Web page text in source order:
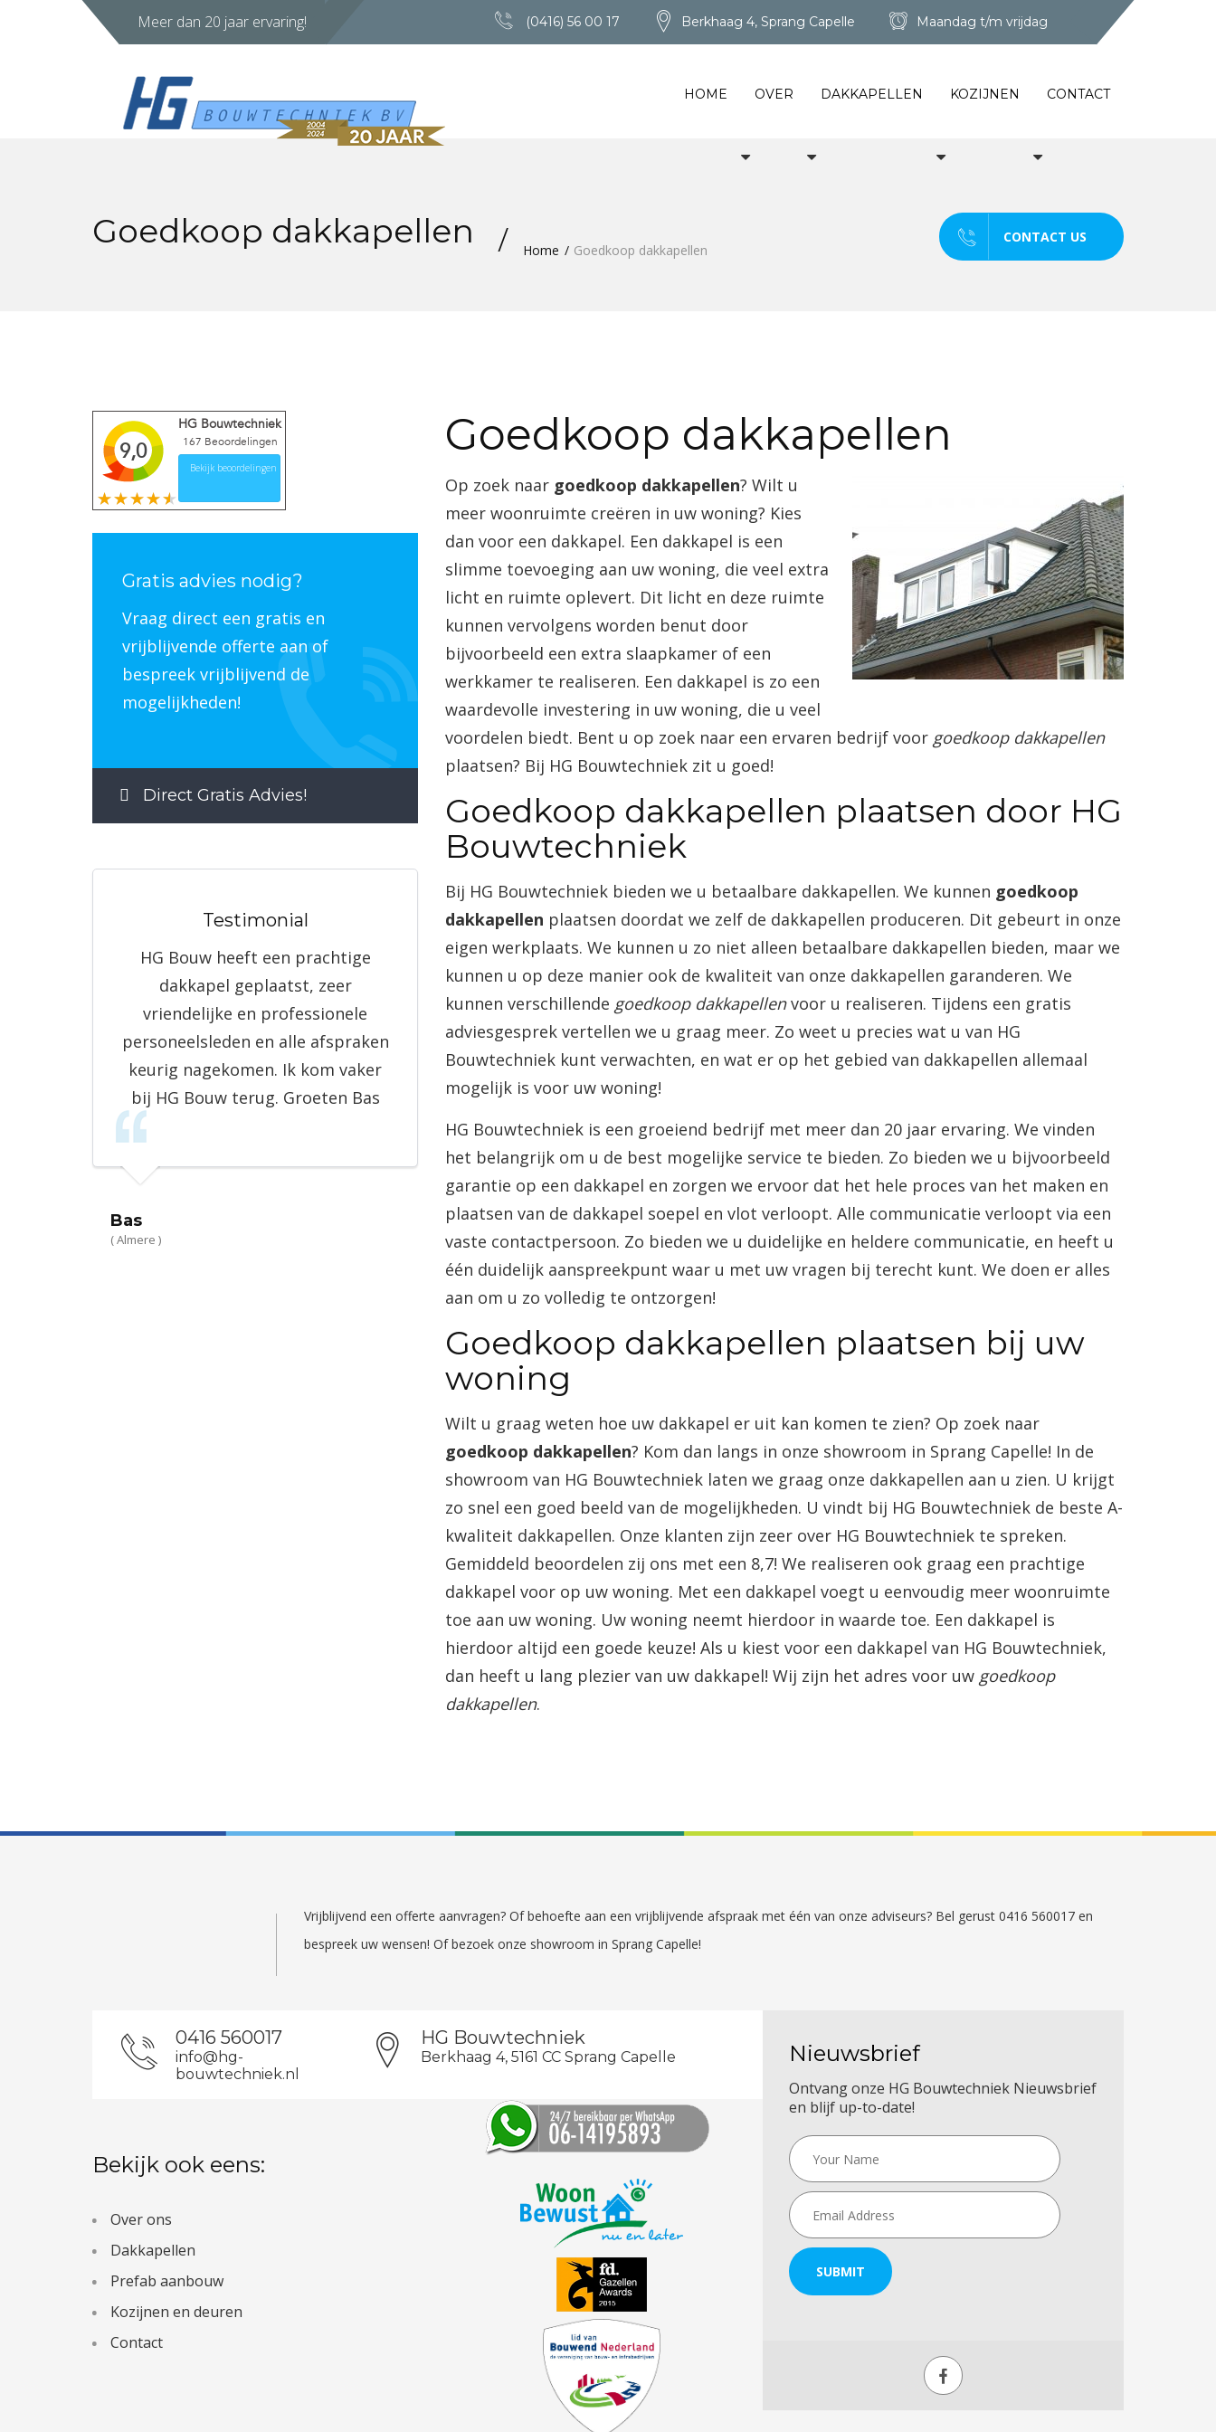
Meer dan 20 jaar ervaring! (0416) 56 00 17 Berkhaag 4, Sprang Capelle Maandag t/m vrijdag
HOME OVER DAKKAPELLEN KOZIJNEN CONTACT
Goedkoop dakkapellen Home Goedkoop dakkapellen
CONTACT US
9,0
HG Bouwtechniek
167 Beoordelingen
Bekijk beoordelingen
Gratis advies nodig?
Vraag direct een gratis en
vrijblijvende offerte aan of
bespreek vrijblijvend de
mogelijkheden!
Direct Gratis Advies!
Testimonial
HG Bouw heeft een prachtige
dakkapel geplaatst, zeer
vriendelijke en professionele
personeelsleden en alle afspraken
keurig nagekomen. Ik kom vaker
bij HG Bouw terug. Groeten Bas
Bas
( Almere )
Goedkoop dakkapellen
Op zoek naar goedkoop dakkapellen? Wilt u
meer woonruimte creëren in uw woning? Kies
dan voor een dakkapel. Een dakkapel is een
slimme toevoeging aan uw woning, die veel extra
licht en ruimte oplevert. Dit licht en deze ruimte
kunnen vervolgens worden benut door
bijvoorbeeld een extra slaapkamer of een
werkkamer te realiseren. Een dakkapel is zo een
waardevolle investering in uw woning, die u veel
voordelen biedt. Bent u op zoek naar een ervaren bedrijf voor goedkoop dakkapellen
plaatsen? Bij HG Bouwtechniek zit u goed!
Goedkoop dakkapellen plaatsen door HG
Bouwtechniek
Bij HG Bouwtechniek bieden we u betaalbare dakkapellen. We kunnen goedkoop
dakkapellen plaatsen doordat we zelf de dakkapellen produceren. Dit gebeurt in onze
eigen werkplaats. We kunnen u zo niet alleen betaalbare dakkapellen bieden, maar we
kunnen u op deze manier ook de kwaliteit van onze dakkapellen garanderen. We
kunnen verschillende goedkoop dakkapellenvoor u realiseren. Tijdens een gratis
adviesgesprek vertellen we u graag meer. Zo weet u precies wat u van HG
Bouwtechniek kunt verwachten, en wat er op het gebied van dakkapellen allemaal
mogelijk is voor uw woning!
HG Bouwtechniek is een groeiend bedrijf met meer dan 20 jaar ervaring. We vinden
het belangrijk om u de best mogelijke service te bieden. Zo bieden we u bijvoorbeeld
garantie op een dakkapel en zorgen we ervoor dat het hele proces van het maken en
plaatsen van de dakkapel soepel en vlot verloopt. Alle communicatie verloopt via een
vaste contactpersoon. Zo bieden we u duidelijke en heldere communicatie, en heeft u
één duidelijk aanspreekpunt waar u met uw vragen bij terecht kunt. We doen er alles
aan om u zo volledig te ontzorgen!
Goedkoop dakkapellen plaatsen bij uw
woning
Wilt u graag weten hoe uw dakkapel er uit kan komen te zien? Op zoek naar
goedkoop dakkapellen? Kom dan langs in onze showroom in Sprang Capelle! In de
showroom van HG Bouwtechniek laten we graag onze dakkapellen aan u zien. U krijgt
zo snel een goed beeld van de mogelijkheden. U vindt bij HG Bouwtechniek de beste A-
kwaliteit dakkapellen. Onze klanten zijn zeer over HG Bouwtechniek te spreken.
Gemiddeld beoordelen zij ons met een 8,7! We realiseren ook graag een prachtige
dakkapel voor op uw woning. Met een dakkapel voegt u eenvoudig meer woonruimte
toe aan uw woning. Uw woning neemt hierdoor in waarde toe. Een dakkapel is
hierdoor altijd een goede keuze! Als u kiest voor een dakkapel van HG Bouwtechniek,
dan heeft u lang plezier van uw dakkapel! Wij zijn het adres voor uw goedkoop
dakkapellen.
Vrijblijvend een offerte aanvragen? Of behoefte aan een vrijblijvende afspraak met één van onze adviseurs? Bel gerust 0416 560017 en
bespreek uw wensen! Of bezoek onze showroom in Sprang Capelle!
0416 560017
info@hg-
bouwtechniek.nl
HG Bouwtechniek
Berkhaag 4, 5161 CC Sprang Capelle
Bekijk ook eens:
Over ons
Dakkapellen
Prefab aanbouw
Kozijnen en deuren
Contact
Nieuwsbrief
Ontvang onze HG Bouwtechniek Nieuwsbrief
en blijf up-to-date!
SUBMIT